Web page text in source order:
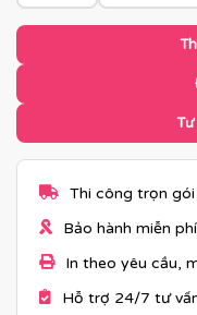
Tư
Thi công trọn
Bảo hành miễn
In theo yêu cầu,
Hỗ trợ 24/7 tư